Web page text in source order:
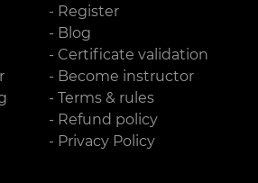
- Register
- Blog
- Certificate validation
- Become instructor
- Terms & rules
- Refund policy
- Privacy Policy